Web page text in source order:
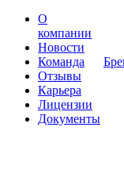
О
компании
Новости
Команда
Отзывы
Карьера
Лицензии
Документы